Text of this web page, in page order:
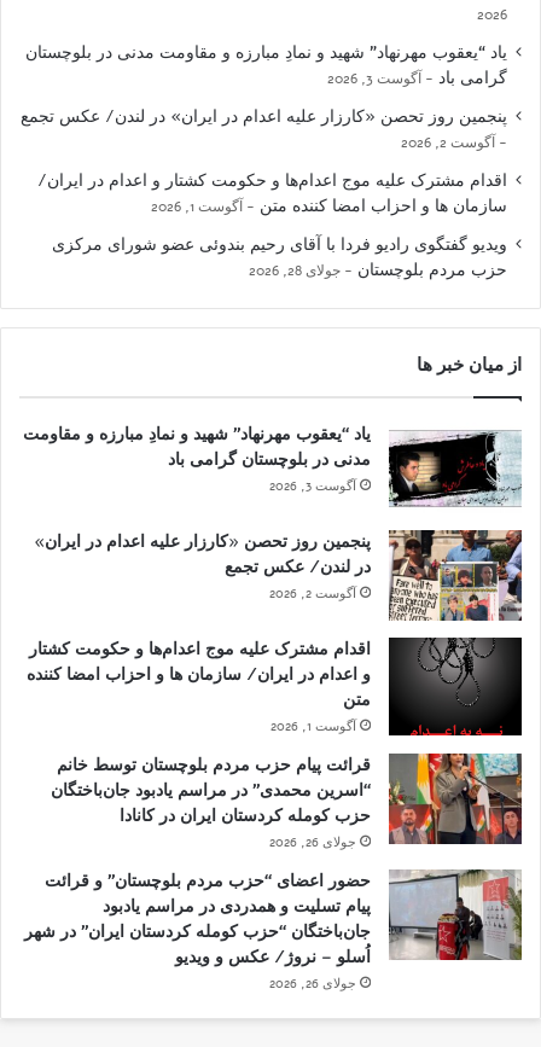
2026
یاد “یعقوب مهرنهاد” شهید و نمادِ مبارزه و مقاومت مدنی در بلوچستان
گرامی باد
آگوست 3, 2026
پنجمین روز تحصن «کارزار علیه اعدام در ایران» در لندن/ عکس تجمع
آگوست 2, 2026
اقدام مشترک علیه موج اعدام‌ها و حکومت کشتار و اعدام در ایران/
سازمان ها و احزاب امضا کننده متن
آگوست 1, 2026
ویدیو گفتگوی رادیو فردا با آقای رحیم بندوئی عضو شورای مرکزی
حزب مردم بلوچستان
جولای 28, 2026
از میان خبر ها
یاد “یعقوب مهرنهاد” شهید و نمادِ مبارزه و مقاومت
مدنی در بلوچستان گرامی باد
آگوست 3, 2026
پنجمین روز تحصن «کارزار علیه اعدام در ایران»
در لندن/ عکس تجمع
آگوست 2, 2026
اقدام مشترک علیه موج اعدام‌ها و حکومت کشتار
و اعدام در ایران/ سازمان ها و احزاب امضا کننده
متن
آگوست 1, 2026
قرائت پیام حزب مردم بلوچستان توسط خانم
“اسرین محمدی” در مراسم یادبود جان‌باختگان
حزب کومله کردستان ایران در کانادا
جولای 26, 2026
حضور اعضای “حزب مردم بلوچستان” و قرائت
پیام تسلیت و همدردی در مراسم یادبود
جان‌باختگان “حزب کومله کردستان ایران” در شهر
اُسلو – نروژ/ عکس و ویدیو
جولای 26, 2026